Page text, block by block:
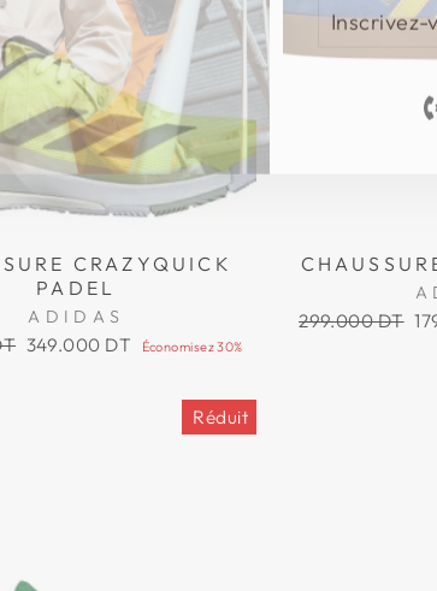
VOUS
À
NOTRE
CRAZYQUICK
PADEL
ADIDAS
Prix
349.000 DT Économisez 30%
Prix
299.000 DT
Réduit